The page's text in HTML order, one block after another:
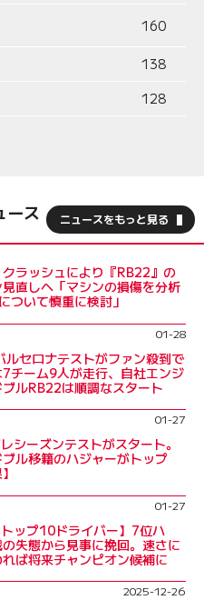
160
138
128
ース ニュースをもっと見る
ラッシュにより『RB22』の
直しへ「マシンの損傷を分析
ついて慎重に検討」
01-28
ルセロナテストがファン殺到で
チーム9人が走行、自社エンジ
ルRB22は順調なスタート
01-27
シーズンテストがスタート。
ル移籍のハジャーがトップ
01-27
ップ10ドライバー】7位ハ
失態から見事に挽回。速さに
ば将来チャンピオン候補に
2025-12-26